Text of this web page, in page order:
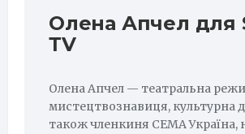
Олена Апчел для
ТV
Олена Апчел — театральна
мистецтвознавиця, культурна
також членкиня СЕМА Україна,